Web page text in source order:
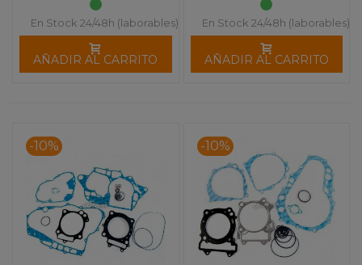
En Stock 24/48h (laborables)
AÑADIR AL CARRITO
En Stock 24/48h (laborables)
AÑADIR AL CARRITO
-10% -10%